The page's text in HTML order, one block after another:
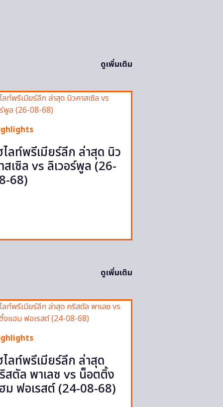
ดูเพิ่มเติม
ไลท์พรีเมียร์ลีก ล่าสุด นิว
สเซิล vs ลิเวอร์พูล (26-
68)
ดูเพิ่มเติม
ไลท์พรีเมียร์ลีก ล่าสุด
สตัล พาเลซ vs น็อตติ้ง
ม ฟอเรสต์ (24-08-68)